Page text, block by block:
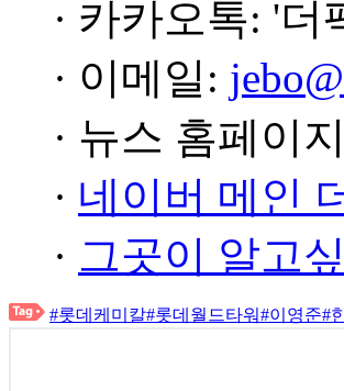
· 카카오톡: '
· 이메일:
· 뉴스 홈페이
· 네이버 메인
· 그곳이 알고
#롯데케미칼#롯데월드타워#이영준#